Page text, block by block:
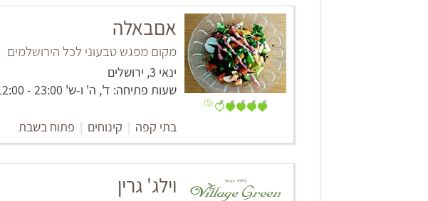
(5)
אםבאלה
מקום מפגש טבעוני לכל הירושלמים
ינאי 3, ירושלים
שעות פתיחה: ד', ה' ו-ש' 23:00 - 12:00, ו' 18:00 - 11:00, א' - ג' סגור
בתי קפה | קינוחים | פתוח בשבת
וילג' גרין